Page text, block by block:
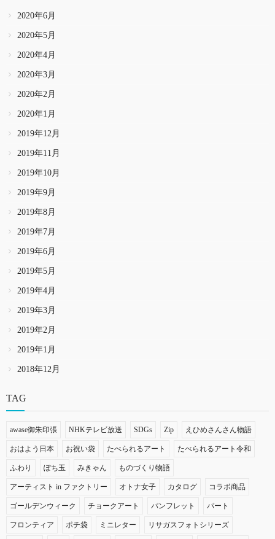
2020年6月
2020年5月
2020年4月
2020年3月
2020年2月
2020年1月
2019年12月
2019年11月
2019年10月
2019年9月
2019年8月
2019年7月
2019年6月
2019年5月
2019年4月
2019年3月
2019年2月
2019年1月
2018年12月
TAG
awase御朱印張 NHKテレビ放送 SDGs Zip えひめさんさん物語
おはよう日本 お祝い袋 たべられるアート たべられるアート令和
ふわり ぽち玉 みきゃん ものづくり物語
アーティスト in ファクトリー オトナ女子 カタログ コラボ商品
ゴールデンウィーク チョークアート パンフレット パート
フロンティア ポチ袋 ミニレター リサガスフォトシリーズ